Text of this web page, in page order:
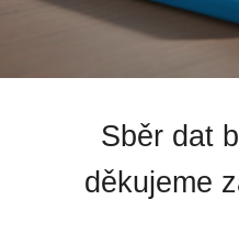
Sběr dat
děkujeme